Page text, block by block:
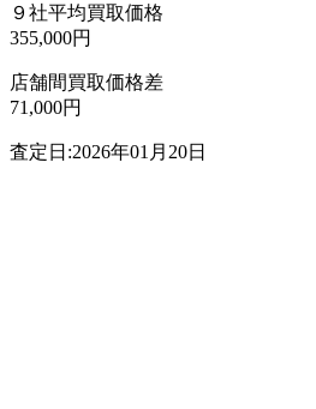
９社平均買取価格
355,000円
店舗間買取価格差
71,000円
査定日:2026年01月20日